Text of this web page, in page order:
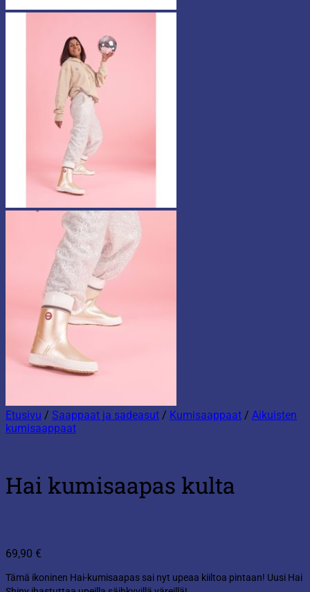
Etusivu / Saappaat ja sadeasut / Kumisaappaat / Aikuisten
kumisaappaat
Hai kumisaapas kulta
69,90 €
Tämä ikoninen Hai-kumisaapas sai nyt upeaa kiiltoa pintaan! Uusi Hai